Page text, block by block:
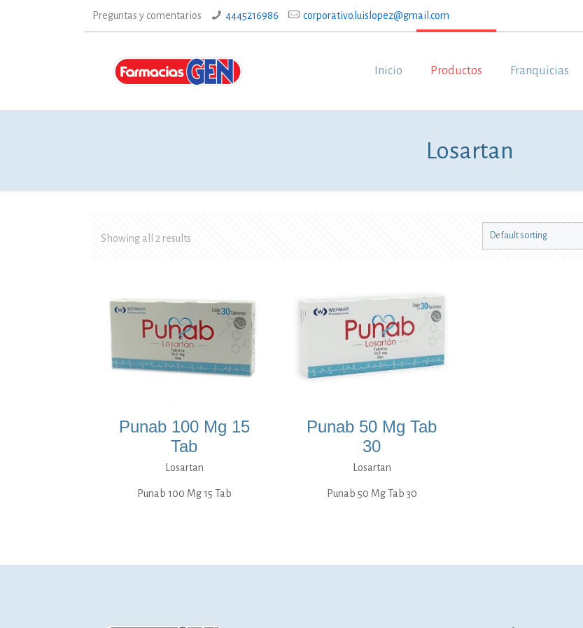
Preguntas y comentarios 4445216986 corporativo.luislopez@gmail.com
Inicio Productos Franquicias
Losartan
Showing all 2 results
Punab 100 Mg 15
Tab
Losartan
Punab 100 Mg 15 Tab
Punab 50 Mg Tab
30
Losartan
Punab 50 Mg Tab 30